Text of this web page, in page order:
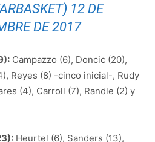
12 DE
DE 2017
Campazzo (6), Doncic (20),
Reyes (8) -cinco inicial-, Rudy
(4), Carroll (7), Randle (2) y
Heurtel (6), Sanders (13),